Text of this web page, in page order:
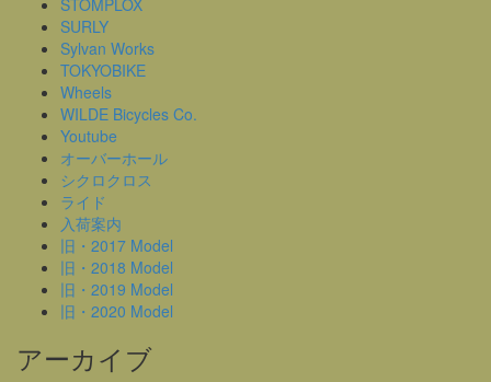
STOMPLOX
SURLY
Sylvan Works
TOKYOBIKE
Wheels
WILDE Bicycles Co.
Youtube
オーバーホール
シクロクロス
ライド
入荷案内
旧・2017 Model
旧・2018 Model
旧・2019 Model
旧・2020 Model
アーカイブ